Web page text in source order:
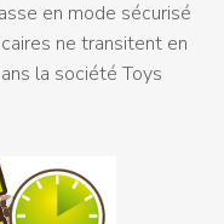
en mode sécurisé
ne transitent en
la société Toys